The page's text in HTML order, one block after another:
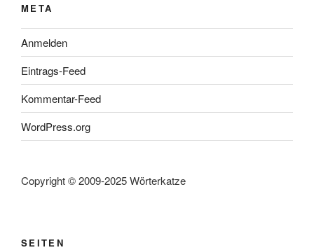
META
Anmelden
Eintrags-Feed
Kommentar-Feed
WordPress.org
Copyright © 2009-2025 Wörterkatze
SEITEN